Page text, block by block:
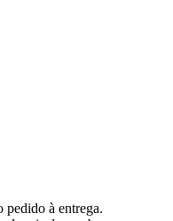
pedido à entrega.